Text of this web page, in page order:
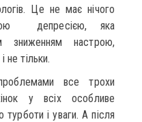
Це не має нічого
депресією, яка
зниженням настрою,
не тільки.
все трохи
у всіх особливе
турботи і уваги. А після